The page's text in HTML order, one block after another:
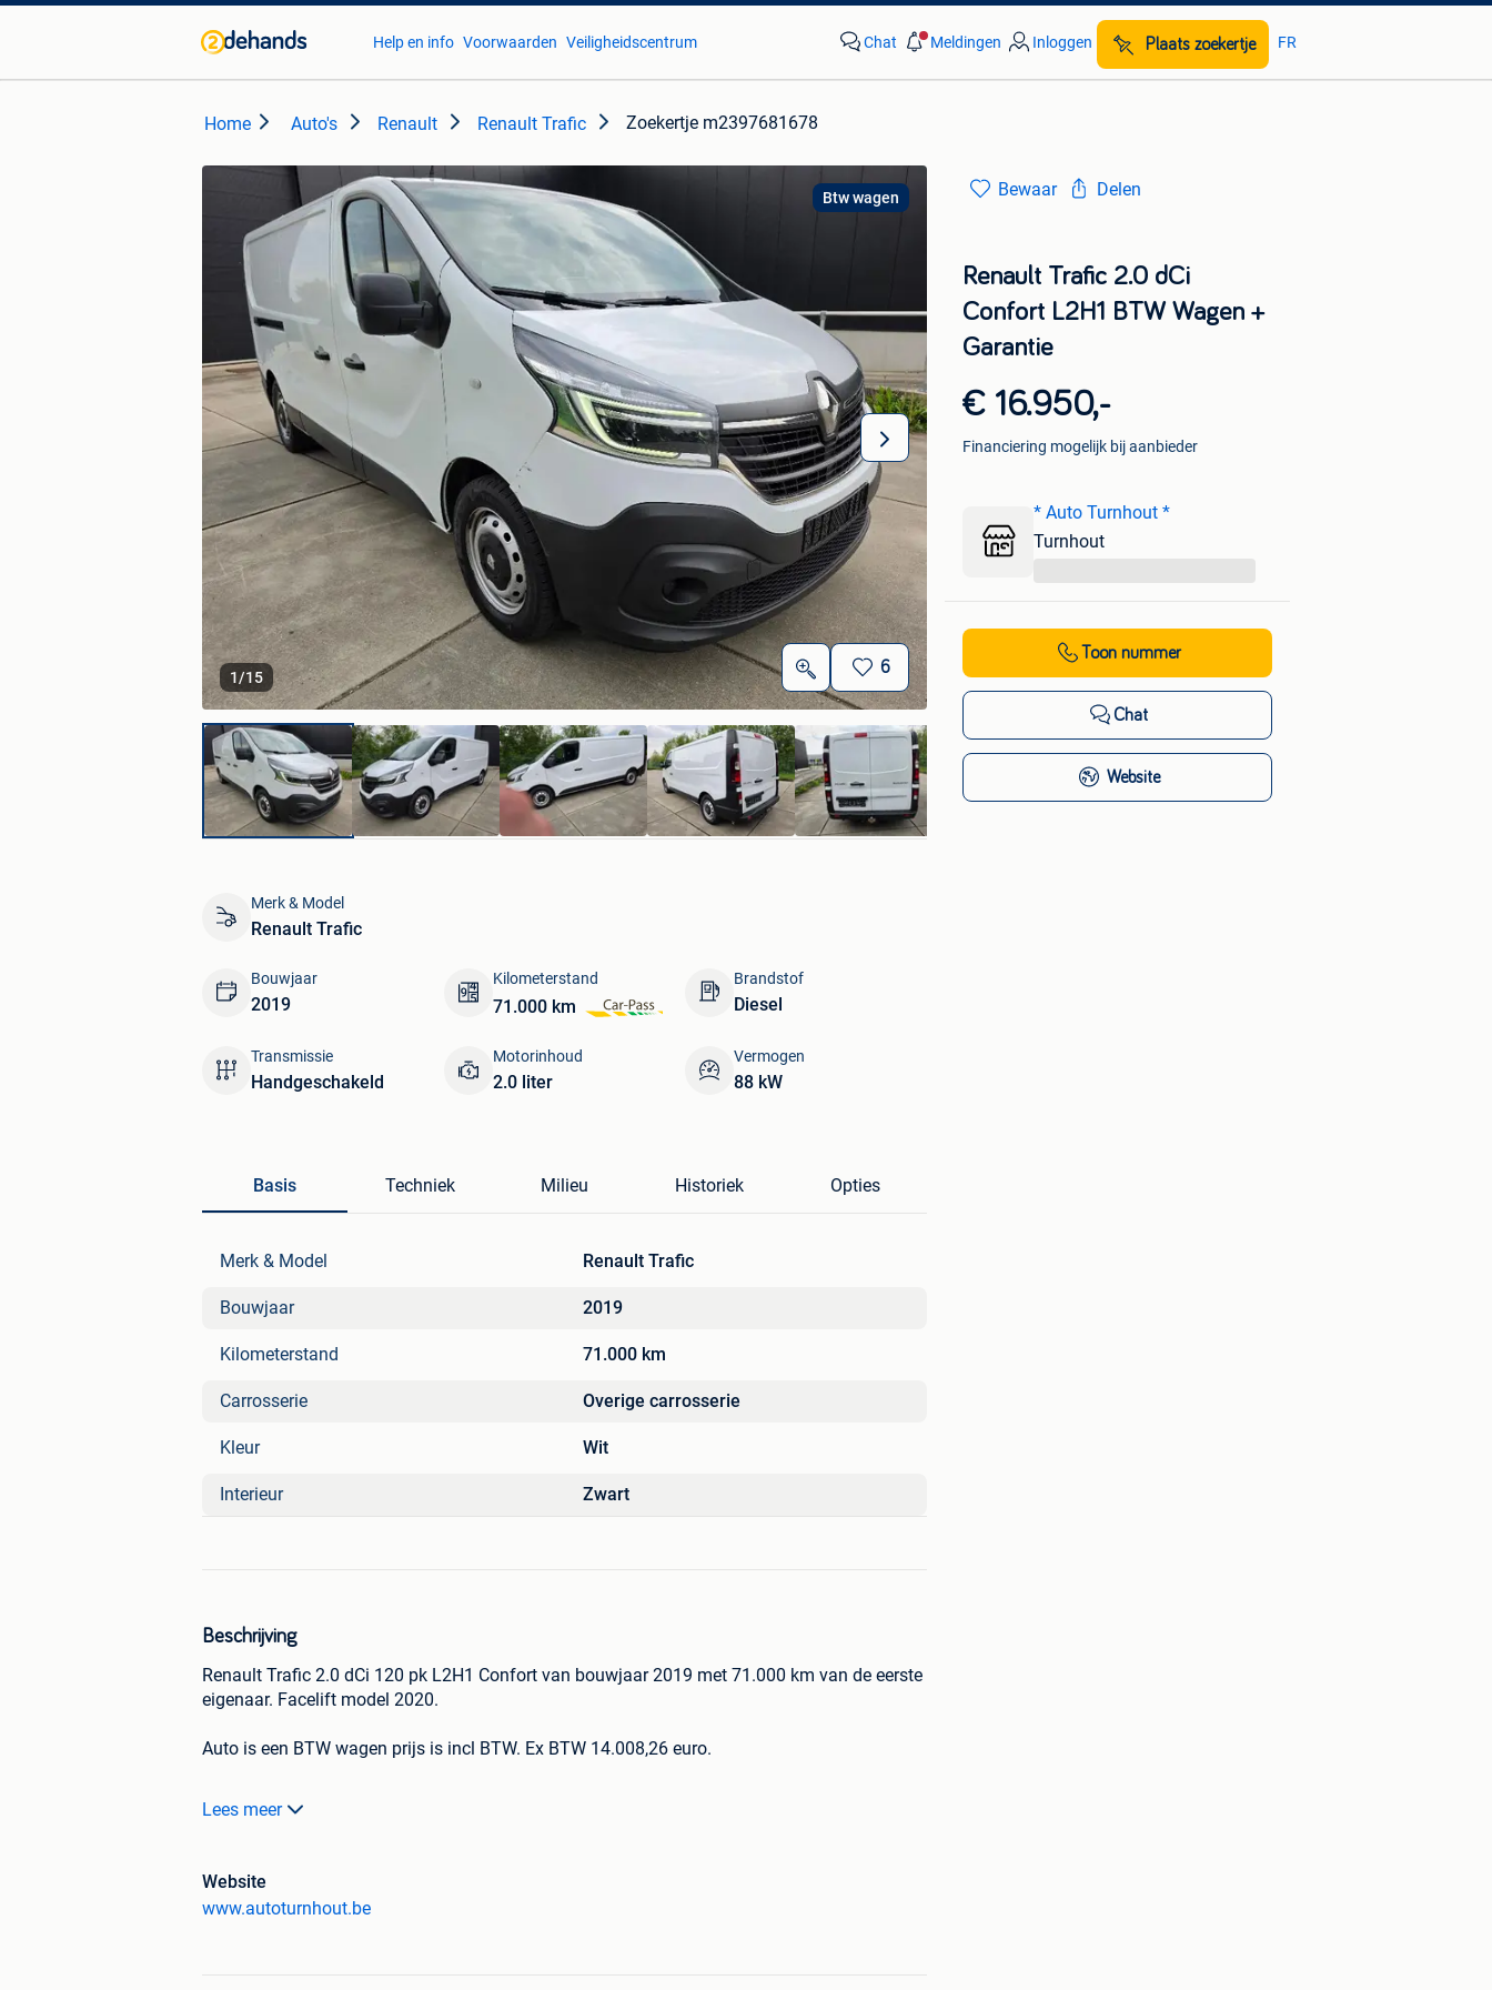
Help en info Voorwaarden Veiligheidscentrum Chat Meldingen Inloggen Plaats zoekertje FR
Home Auto's Renault Renault Trafic Zoekertje m2397681678
Btw wagen
1/15
6
Merk & Model
Renault Trafic
Bouwjaar
2019
Kilometerstand
71.000 km
Brandstof
Diesel
Transmissie
Handgeschakeld
Motorinhoud
2.0 liter
Vermogen
88 kW
Basis Techniek Milieu Historiek Opties
Merk & Model Renault Trafic
Bouwjaar 2019
Kilometerstand 71.000 km
Carrosserie Overige carrosserie
Kleur Wit
Interieur Zwart
Beschrijving
Renault Trafic 2.0 dCi 120 pk L2H1 Confort van bouwjaar 2019 met 71.000 km van de eerste
eigenaar. Facelift model 2020.
Auto is een BTW wagen prijs is incl BTW. Ex BTW 14.008,26 euro.
Auto word gekeurd voor verkoop ( inschrijf klaar en gecontroleerd op 80 punten) car-pass en
garantie.
Proper van binnen en van buiten kleine schade scherm voor. Netjes dealer onderhouden.
Airco
Lees meer
Website
www.autoturnhout.be
Bewaar Delen
Renault Trafic 2.0 dCi
Confort L2H1 BTW Wagen +
Garantie
€ 16.950,-
Financiering mogelijk bij aanbieder
* Auto Turnhout *
Turnhout
Toon nummer
Chat
Website